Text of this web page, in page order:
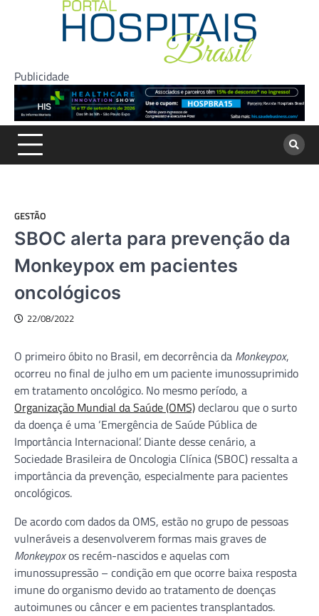
Publicidade
GESTÃO
SBOC alerta para prevenção da
Monkeypox em pacientes
oncológicos
22/08/2022
O primeiro óbito no Brasil, em decorrência da Monkeypox,
ocorreu no final de julho em um paciente imunossuprimido
em tratamento oncológico. No mesmo período, a
Organização Mundial da Saúde (OMS)declarou que o surto
da doença é uma ‘Emergência de Saúde Pública de
Importância Internacional’. Diante desse cenário, a
Sociedade Brasileira de Oncologia Clínica (SBOC) ressalta a
importância da prevenção, especialmente para pacientes
oncológicos.
De acordo com dados da OMS, estão no grupo de pessoas
vulneráveis a desenvolverem formas mais graves de
Monkeypoxos recém-nascidos e aquelas com
imunossupressão – condição em que ocorre baixa resposta
imune do organismo devido ao tratamento de doenças
autoimunes ou câncer e em pacientes transplantados.